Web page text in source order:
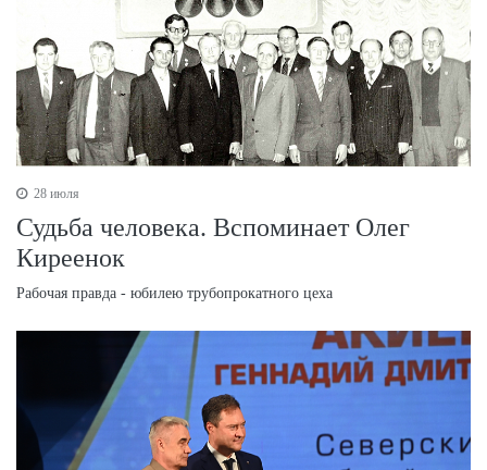
28 июля
Судьба человека. Вспоминает Олег
Киреенок
Рабочая правда - юбилею трубопрокатного цеха